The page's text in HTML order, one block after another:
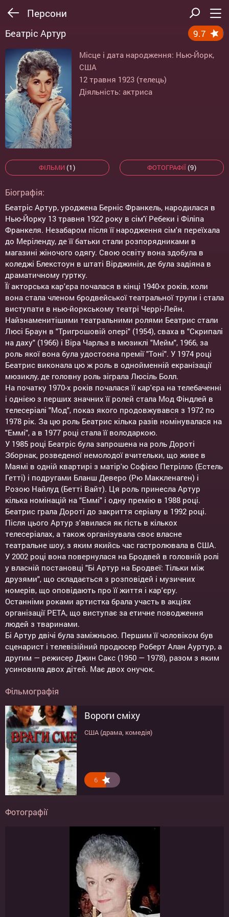
Персони
Беатріс Артур 9.7
Місце і дата народження: Нью-Йорк,
США
12 травня 1923 (телець)
Діяльність: актриса
ФІЛЬМИ (1) ФОТОГРАФІЇ(9)
Біографія:
Беатріс Артур, уроджена Берніс Франкель, народилася в
Нью-Йорку 13 травня 1922 року в сім'ї Ребеки і Філіпа
Франкеля. Незабаром після її народження сім'я переїхала
до Меріленду, де її батьки стали розпорядниками в
магазині жіночого одягу. Свою освіту вона здобула в
коледжі Блекстоун в штаті Вірджинія, де була задіяна в
драматичному гуртку.
Її акторська кар'єра почалася в кінці 1940-х років, коли
вона стала членом бродвейської театральної трупи і стала
виступати в нью-йоркському театрі Черрі-Лейн.
Найзнаменитішими театральними ролями Беатрис стали
Люсі Браун в "Тригрошовій опері" (1954), сваха в "Скрипалі
на даху" (1966) і Віра Чарльз в мюзиклі "Мейм", 1966, за
роль якої вона була удостоєна премії "Тоні". У 1974 році
Беатрис виконала цю ж роль в однойменній екранізації
мюзиклу, де головну роль зіграла Люсіль Болл.
На початку 1970-х років почалася її кар'єра на телебаченні
і однією з перших значних її ролей стала Мод Фіндлей в
телесеріалі "Мод", показ якого продовжувався з 1972 по
1978 рік. За цю роль Беатрис кілька разів номінувалася на
"Еммі", а в 1977 році стала її володаркою.
У 1985 році Беатріс була запрошена на роль Дороті
Зборнак, розведеної немолодої вчительки, що живе в
Маямі в одній квартирі з матір'ю Софією Петрілло (Естель
Гетті) і подругами Бланш Деверо (Рю Маккленаген) і
Розою Найлуд (Бетті Вайт). Ця роль принесла Артур
кілька номінацій на "Еммі" і одну премію в 1988 році.
Беатрис грала Дороті до закриття серіалу в 1992 році.
Після цього Артур з'явилася як гість в кількох
телесеріалах, а також організувала своє власне
театральне шоу, з яким якийсь час гастролювала в США.
У 2002 році вона повернулася на Бродвей в головній ролі
у власній постановці "Бі Артур на Бродвеї: Тільки між
друзями", що складається з розповідей і музичних
номерів, що оповідають про її життя і кар'єру.
Останніми роками артистка брала участь в акціях
організації PETA, що виступає за етичне поводження
людей з тваринами.
Бі Артур двічі була заміжньою. Першим її чоловіком був
сценарист і телевізійний продюсер Роберт Алан Ауртур, а
другим — режисер Джин Сакс (1950 — 1978), разом з яким
усиновила двох дітей. Має двох онучок.
Фільмографія
Вороги сміху
США (драма, комедія)
6
Фотографії